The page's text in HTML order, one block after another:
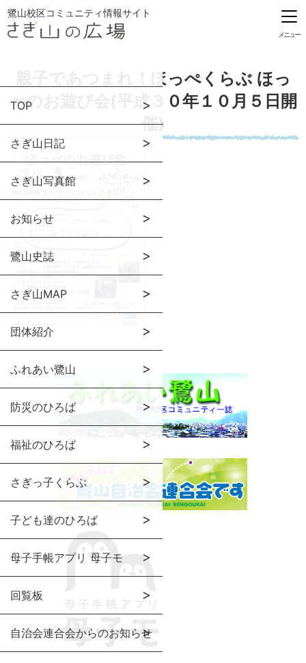
鷺山校区コミュニティ情報サイト
メニュー
TOP
さぎ山日記
さぎ山写真館
お知らせ
鷺山史誌
さぎ山MAP
団体紹介
ふれあい鷺山
防災のひろば
福祉のひろば
さぎっ子くらぶ
子ども達のひろば
母子手帳アプリ 母子モ
回覧板
自治会連合会からのお知らせ
親子であつまれ！ほっぺくらぶ ほっ
ぺのお遊び会(平成３０年１０月５日開
催)